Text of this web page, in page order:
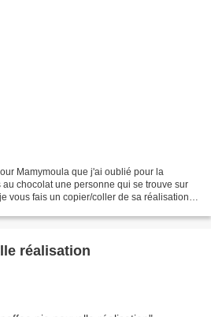
Mamymoula que j'ai oublié pour la
chocolat une personne qui se trouve sur
vous fais un copier/coller de sa réalisation
réalisation